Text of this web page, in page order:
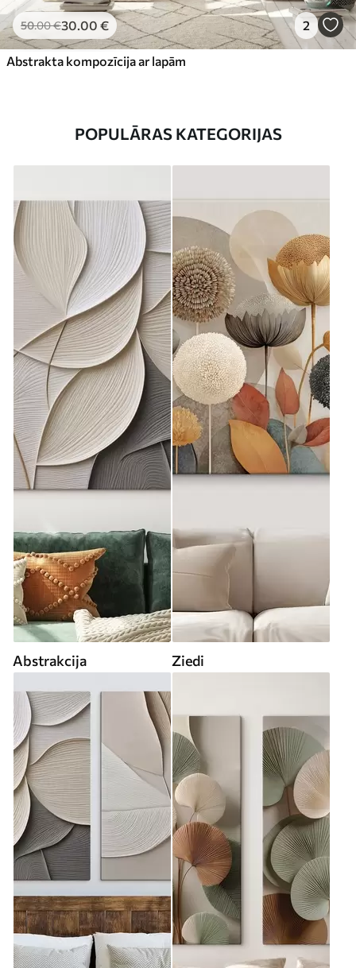
50.00€30 .00 € 2
Abstrakta kompozīcija ar lapām
POPULĀRAS KATEGORIJAS
Abstrakcija Ziedi